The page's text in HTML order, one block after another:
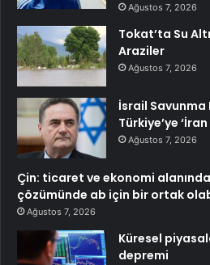
Ağustos 7, 2026
Tokat’ta Su
Araziler
Ağustos 7, 2026
İsrail Savunma
Türkiye’ye
Ağustos 7, 2026
Çin: ticaret ve ekonomi
çözümünde ab için bir ortak
Ağustos 7, 2026
Küresel
depremi